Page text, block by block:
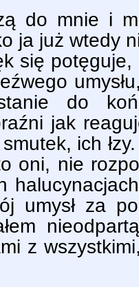
do mnie i
ja już wtedy
się
do
jak
ich
oni, nie
umysł za
z